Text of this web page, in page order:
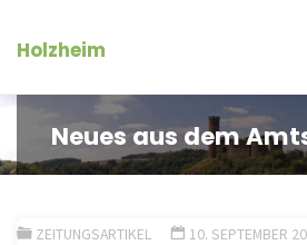
InhaltHolzheim
Neues aus dem
ZEITUNGSARTIKEL 10. SEPTEMBER